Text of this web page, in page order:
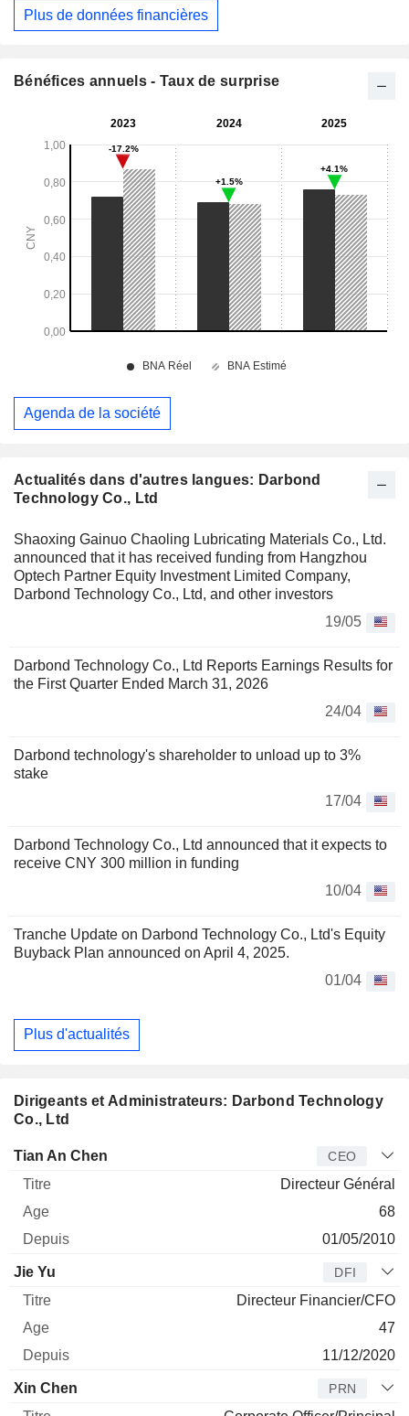
Actualités dans d'autres langues: Darbond
Technology Co., Ltd
Shaoxing Gainuo Chaoling Lubricating Materials Co., Ltd.
announced that it has received funding from Hangzhou
Optech Partner Equity Investment Limited Company,
Darbond Technology Co., Ltd, and other investors
19/05
Darbond Technology Co., Ltd Reports Earnings Results for
the First Quarter Ended March 31, 2026
24/04
Darbond technology's shareholder to unload up to 3%
stake
17/04
Darbond Technology Co., Ltd announced that it expects to
receive CNY 300 million in funding
10/04
Tranche Update on Darbond Technology Co., Ltd's Equity
Buyback Plan announced on April 4, 2025.
01/04
Plus d'actualités
Dirigeants et Administrateurs: Darbond Technology
Co., Ltd
Dirigeant Titre
Tian An Chen CEO
Directeur Général
68
01/05/2010
Jie Yu DFI
Directeur Financier/CFO
47
11/12/2020
Xin Chen PRN
Plus de données financières
Bénéfices annuels - Taux de surprise
Agenda de la société